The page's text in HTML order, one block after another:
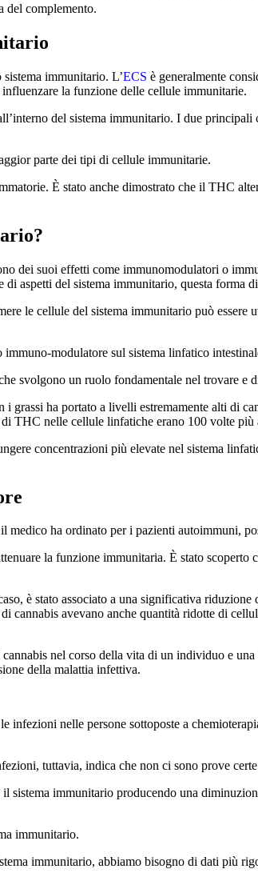
del complemento.
immunitario. L’ECS è generalmente
la funzione delle cellule immunitarie.
del sistema immunitario. I due
parte dei tipi di cellule immunitarie.
È stato anche dimostrato che il THC
dei suoi effetti come immunomodulatori o
aspetti del sistema immunitario, questa forma
le cellule del sistema immunitario può essere
modulatore sul sistema linfatico
un ruolo fondamentale nel trovare e
ha portato a livelli estremamente alti di
THC nelle cellule linfatiche erano 100 volte più
concentrazioni più elevate nel sistema
medico ha ordinato per i pazienti autoimmuni,
la funzione immunitaria. È stato
è stato associato a una significativa
cannabis avevano anche quantità ridotte di
nel corso della vita di un individuo e
della malattia infettiva.
nelle persone sottoposte a
tuttavia, indica che non ci sono prove
immunitario producendo una
immunitario.
immunitario, abbiamo bisogno di dati più